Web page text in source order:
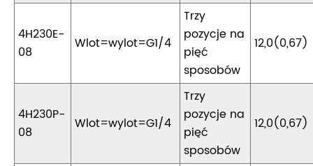
4H230E-
08
Wlot=wylot=G1/4
Trzy
pozycje na
pięć
sposobów
12,0(0,67)
4H230P-
08
Wlot=wylot=G1/4
Trzy
pozycje na
pięć
sposobów
12,0(0,67)